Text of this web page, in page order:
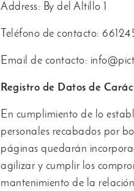
Address: By del Altillo 1
Teléfono de contacto:
Email de contacto:
Registro de Datos de
En cumplimiento de lo
personales recabados por
páginas quedarán
agilizar y cumplir los
mantenimiento de la